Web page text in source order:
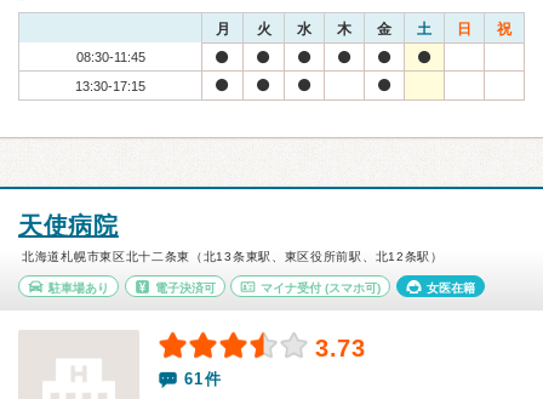
月 火 水 木 金 土 日 祝
08:30-11:45
13:30-17:15
天使病院
北海道札幌市東区北十二条東（北13条東駅、東区役所前駅、北12条駅）
駐車場あり 電子決済可 マイナ受付 (スマホ可) 女医在籍
3.73
61件